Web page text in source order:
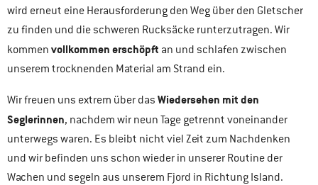
wird erneut eine Herausforderung den Weg über den Gletscher
zu finden und die schweren Rucksäcke runterzutragen. Wir
kommen vollkommen erschöpft an und schlafen zwischen
unserem trocknenden Material am Strand ein.
Wir freuen uns extrem über das Wiedersehen mit den
Seglerinnen, nachdem wir neun Tage getrennt voneinander
unterwegs waren. Es bleibt nicht viel Zeit zum Nachdenken
und wir befinden uns schon wieder in unserer Routine der
Wachen und segeln aus unserem Fjord in Richtung Island.